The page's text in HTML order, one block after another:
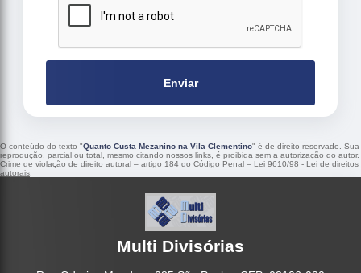
Enviar
O conteúdo do texto "Quanto Custa Mezanino na Vila Clementino" é de direito reservado. Sua
reprodução, parcial ou total, mesmo citando nossos links, é proibida sem a autorização do autor.
Crime de violação de direito autoral – artigo 184 do Código Penal – Lei 9610/98 - Lei de direitos
autorais
Multi Divisórias